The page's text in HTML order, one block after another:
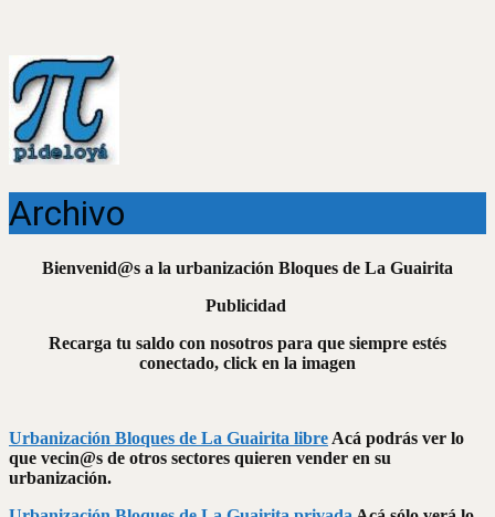
Archivo
Bienvenid@s a la urbanización Bloques de La Guairita
Publicidad
Recarga tu saldo con nosotros para que siempre estés
conectado, click en la imagen
Urbanización Bloques de La Guairita libre Acá podrás ver lo
que vecin@s de otros sectores quieren vender en su
urbanización.